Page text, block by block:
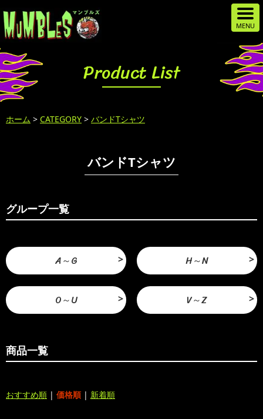
Product List
ホーム > CATEGORY > バンドTシャツ
バンドTシャツ
グループ一覧
A～G H～N
O～U V～Z
商品一覧
おすすめ順 | 価格順 | 新着順